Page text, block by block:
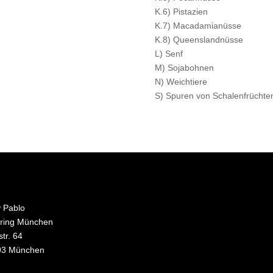
K.6) Pistazien
K.7) Macadamianüsse
K.8) Queenslandnüsse
L) Senf
M) Sojabohnen
N) Weichtiere
S) Spuren von
Pablo
München
64
München